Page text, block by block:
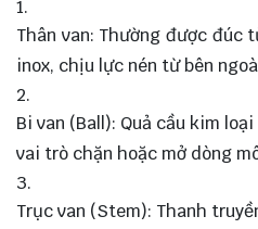
Thân van: Thường được đúc
inox, chịu lực nén từ bên
Bi van (Ball): Quả cầu kim
vai trò chặn hoặc mở dòng
Trục van (Stem): Thanh